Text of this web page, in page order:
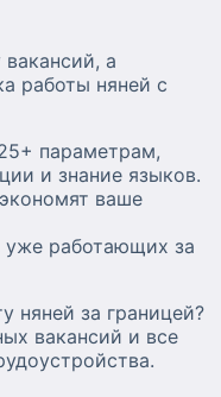
а
работы няней с
параметрам,
и знание языков.
ваше
уже работающих за
няней за границей?
вакансий и все